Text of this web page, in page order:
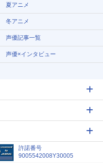
夏アニメ
冬アニメ
声優記事一覧
声優×インタビュー
許諾番号
9005542008Y30005